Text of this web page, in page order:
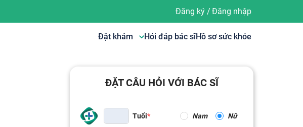
Đăng ký/ Đăng nhập
Đặt khám Hỏi đáp bác sĩHồ sơ sức khỏe
ĐẶT CÂU HỎI VỚI BÁC SĨ
Tuổi Nam Nữ